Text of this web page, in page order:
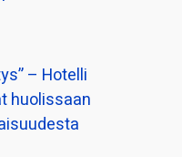
– Hotelli
huolissaan